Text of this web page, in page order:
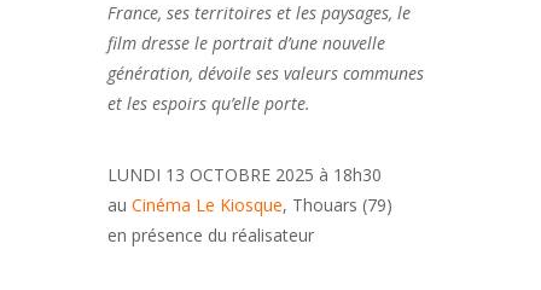
France, ses territoires et les paysages, le
film dresse le portrait d’une nouvelle
génération, dévoile ses valeurs communes
et les espoirs qu’elle porte.
LUNDI 13 OCTOBRE 2025 à 18h30
au Cinéma Le Kiosque, Thouars (79)
en présence du réalisateur